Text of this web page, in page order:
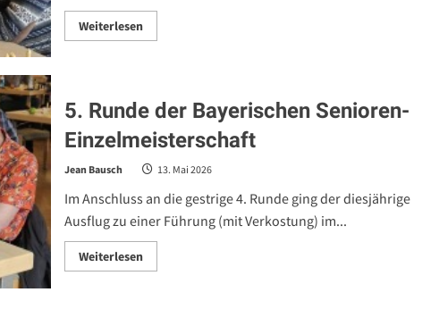
WeiterlesenRead
more
Bayerischen
Senioren-
Einzelmeisterschaft
5. Runde der Bayerischen Senioren-
Einzelmeisterschaft
Jean Bausch 13. Mai 2026
Im Anschluss an die gestrige 4. Runde ging der diesjährige
Ausflug zu einer Führung (mit Verkostung) im...
WeiterlesenRead
more